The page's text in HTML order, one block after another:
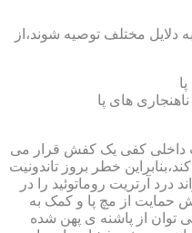
دلایل مختلف توصیه شوند،از
های پا
داخلی کفی یک کفش قرار می
خطر بروز تاندونیت
آرتریت روماتوئید را در
حمایت از مچ پا و کمک به
توان از پاشنه ی پهن شده